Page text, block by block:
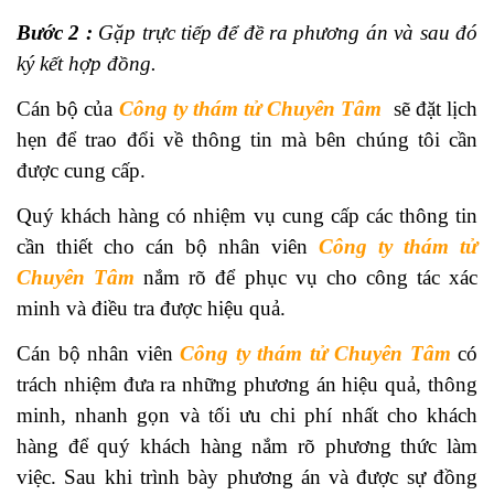
Bước 2 : Gặp trực tiếp để đề ra phương án và sau đó
ký kết hợp đồng.
Cán bộ của Công ty thám tử Chuyên Tâm sẽ đặt lịch
hẹn để trao đổi về thông tin mà bên chúng tôi cần
được cung cấp.
Quý khách hàng có nhiệm vụ cung cấp các thông tin
cần thiết cho cán bộ nhân viên Công ty thám tử
Chuyên Tâm nắm rõ để phục vụ cho công tác xác
minh và điều tra được hiệu quả.
Cán bộ nhân viên Công ty thám tử Chuyên Tâm có
trách nhiệm đưa ra những phương án hiệu quả, thông
minh, nhanh gọn và tối ưu chi phí nhất cho khách
hàng để quý khách hàng nắm rõ phương thức làm
việc. Sau khi trình bày phương án và được sự đồng